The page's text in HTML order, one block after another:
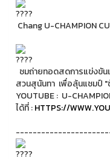
Chang U-CHAMPION
ชมถ่ายทอดสดการแข่งขั
สวนสุนันทา เพื่อลุ้นแชมป์ "
YOUTUBE : U-
ได้ที่ :HTTPS://